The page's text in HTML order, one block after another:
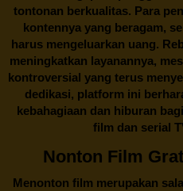
tontonan berkualitas. Para
kontennya yang beragam,
harus mengeluarkan uang.
meningkatkan layanannya,
kontroversial yang terus
dedikasi, platform ini
kebahagiaan dan hiburan
film dan serial
Nonton Film
Menonton film merupakan